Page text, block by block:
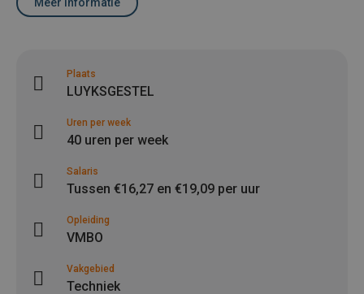
Plaats
LUYKSGESTEL
Uren per week
40 uren per week
Salaris
Tussen €16,27 en €19,09 per uur
Opleiding
VMBO
Vakgebied
Techniek